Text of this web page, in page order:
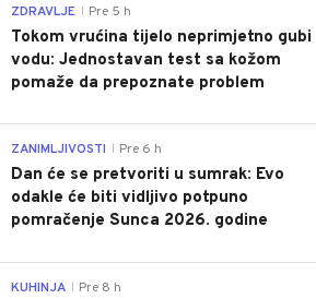
ZDRAVLJE Pre 5 h
Tokom vrućina tijelo neprimjetno gubi
vodu: Jednostavan test sa kožom
pomaže da prepoznate problem
ZANIMLJIVOSTI Pre 6 h
Dan će se pretvoriti u sumrak: Evo
odakle će biti vidljivo potpuno
pomračenje Sunca 2026. godine
KUHINJA Pre 8 h